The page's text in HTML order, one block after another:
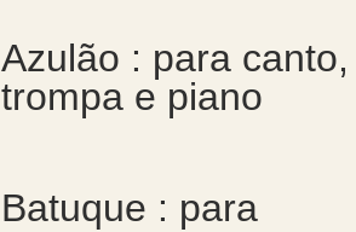
Azulão : para canto,
trompa e piano
Batuque : para